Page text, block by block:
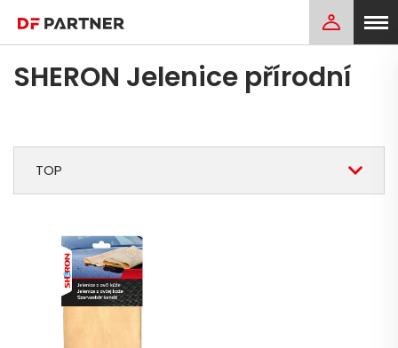
SHERON Jelenice přírodní
TOP